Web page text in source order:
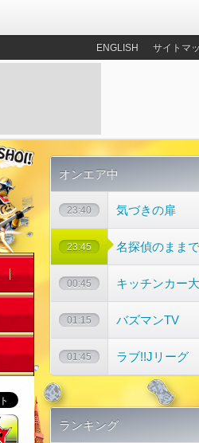
ENGLISH サイトマ
オンエア中
23:40 気づきの扉
23:45 名探偵のまま
00:45 キッチンカー
01:15 バズマンTV
01:45 ラブ!!Jリーグ
ランキング